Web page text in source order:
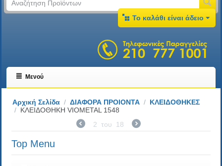
Το καλάθι είναι άδειο
Μενού
Αρχική Σελίδα / ΔΙΑΦΟΡΑ ΠΡΟΙΟΝΤΑ / ΚΛΕΙΔΟΘΗΚΕΣ
/ ΚΛΕΙΔΟΘΗΚΗ VIOMETAL 1548
2 του 18
Top Menu